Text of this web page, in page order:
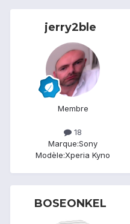
jerry2ble
Membre
18
Marque:Sony
Modèle:Xperia Kyno
BOSEONKEL